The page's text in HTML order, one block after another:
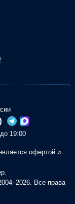
19:00
офертой и
Все права